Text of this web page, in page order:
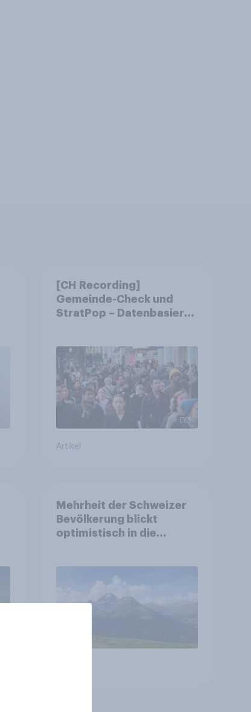
[CH Recording]
Gemeinde-Check und
StratPop – Datenbasierte
Artikel
Mehrheit der Schweizer
Bevölkerung blickt
optimistisch in die
Gesundheitswesen und
Altersvorsorge